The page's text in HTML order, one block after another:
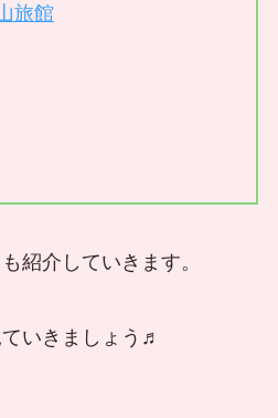
旅館
紹介していきます。
いきましょう♬